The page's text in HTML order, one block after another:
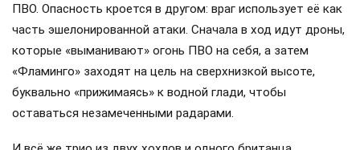
ПВО. Опасность кроется в другом: враг использует её как
часть эшелонированной атаки. Сначала в ход идут дроны,
которые «выманивают» огонь ПВО на себя, а затем
«Фламинго» заходят на цель на сверхнизкой высоте,
буквально «прижимаясь» к водной глади, чтобы
оставаться незамеченными радарами.